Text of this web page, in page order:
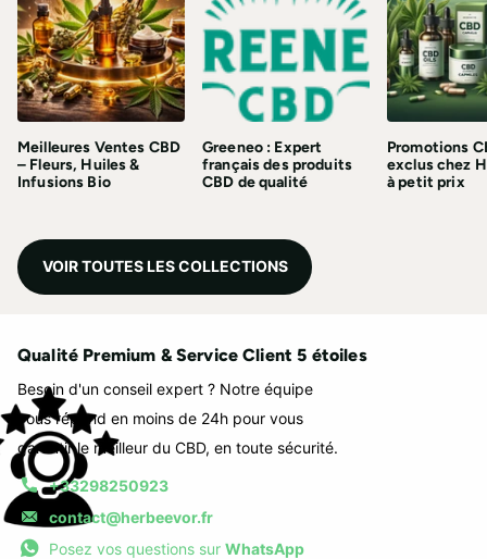
Meilleures Ventes CBD
– Fleurs, Huiles &
Infusions Bio
Greeneo : Expert
français des produits
CBD de qualité
Promotions
exclus chez
à petit prix
VOIR TOUTES LES COLLECTIONS
Qualité Premium & Service Client 5 étoiles
Besoin d'un conseil expert ? Notre équipe
vous répond en moins de 24h pour vous
garantir le meilleur du CBD, en toute sécurité.
+33298250923
contact@herbeevor.fr
Posez vos questions surWhatsApp